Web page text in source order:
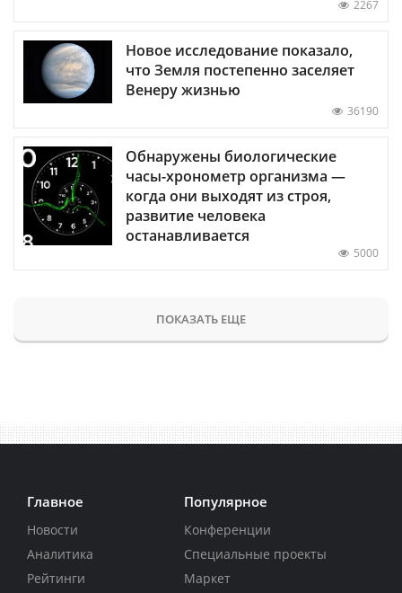
2267
Новое исследование показало,
что Земля постепенно заселяет
Венеру жизнью
36190
Обнаружены биологические
часы-хронометр организма —
когда они выходят из строя,
развитие человека
останавливается
5000
ПОКАЗАТЬ ЕЩЕ
Главное
Новости
Аналитика
Рейтинги
Популярное
Конференции
Специальные проекты
Маркет